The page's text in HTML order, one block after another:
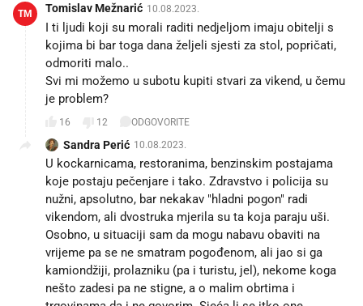
TM Tomislav Mežnarić 10.08.2023.
I ti ljudi koji su morali raditi nedjeljom imaju obitelji s
kojima bi bar toga dana željeli sjesti za stol, popričati,
odmoriti malo..
Svi mi možemo u subotu kupiti stvari za vikend, u čemu
je problem?
16 12 ODGOVORITE
Sandra Perić 10.08.2023.
U kockarnicama, restoranima, benzinskim postajama
koje postaju pečenjare i tako. Zdravstvo i policija su
nužni, apsolutno, bar nekakav "hladni pogon" radi
vikendom, ali dvostruka mjerila su ta koja paraju uši.
Osobno, u situaciji sam da mogu nabavu obaviti na
vrijeme pa se ne smatram pogođenom, ali jao si ga
kamiondžiji, prolazniku (pa i turistu, jel), nekome koga
nešto zadesi pa ne stigne, a o malim obrtima i